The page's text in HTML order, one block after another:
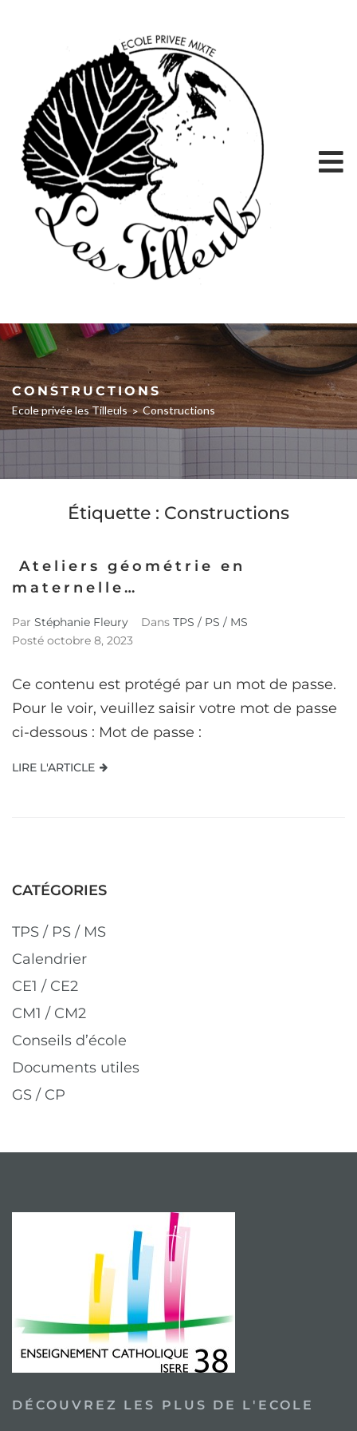
CONSTRUCTIONS
Ecole privée les Tilleuls > Constructions
Étiquette : Constructions
Ateliers géométrie en
maternelle…
Par Stéphanie Fleury Dans TPS / PS / MS
Posté octobre 8, 2023
Ce contenu est protégé par un mot de passe.
Pour le voir, veuillez saisir votre mot de passe
ci-dessous : Mot de passe :
LIRE L'ARTICLE
CATÉGORIES
TPS / PS / MS
Calendrier
CE1 / CE2
CM1 / CM2
Conseils d’école
Documents utiles
GS / CP
DÉCOUVREZ LES PLUS DE L'ECOLE